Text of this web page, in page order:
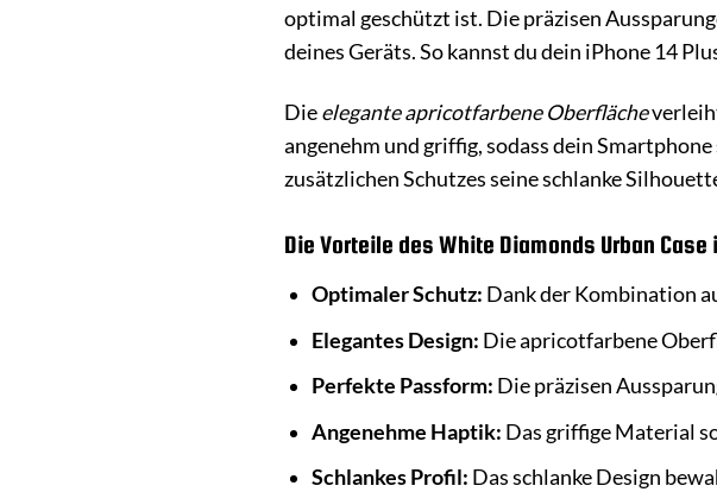
optimal geschützt ist. Die präzisen
deines Geräts. So kannst du dein iPhone 14
Dieelegante apricotfarbene Oberfläche
angenehm und griffig, sodass dein
zusätzlichen Schutzes seine schlanke
Die Vorteile des White Diamonds Urban
Optimaler Schutz: Dank der Kombination
Elegantes Design: Die apricotfarbene
Perfekte Passform: Die präzisen
Angenehme Haptik: Das griffige Material
Schlankes Profil: Das schlanke Design